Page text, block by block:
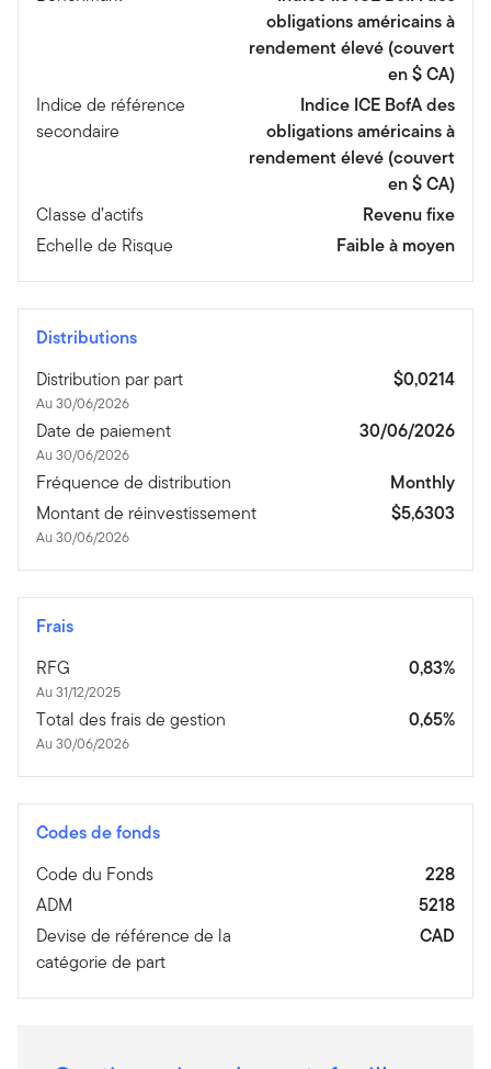
obligations américains à
rendement élevé (couvert
en $ CA)
Indice de référence
secondaire
Indice ICE BofA des
obligations américains à
rendement élevé (couvert
en $ CA)
Classe d’actifs
Revenu fixe
Echelle de Risque
Faible à moyen
Distributions
Distribution par part
Au 30/06/2026
$0,0214
Date de paiement
Au 30/06/2026
30/06/2026
Fréquence de distribution
Monthly
Montant de réinvestissement
Au 30/06/2026
$5,6303
Frais
RFG
Au 31/12/2025
0,83%
Total des frais de gestion
Au 30/06/2026
0,65%
Codes de fonds
Code du Fonds
228
ADM
5218
Devise de référence de la
catégorie de part
CAD